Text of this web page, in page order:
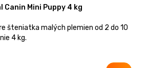
Canin Mini Puppy 4 kg
šteniatka malých plemien od 2 do 10
4 kg.